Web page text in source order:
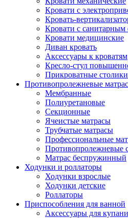
Кровати с
Кровать-
Кровати с
Кровати медицинские
Диван кровать
Аксессуары к кроватям
Кресло-стул
Прикроватные столики
Противопролежневые
Мембранные
Полиуретановые
Секционные
Ячеистые матрасы
Трубчатые матрасы
Профессиональные
Противопролежневые
Матрас беспружинный
Ходунки и роллаторы
Ходунки взрослые
Ходунки детские
Роллаторы
Приспособления для ванной
Аксессуары для